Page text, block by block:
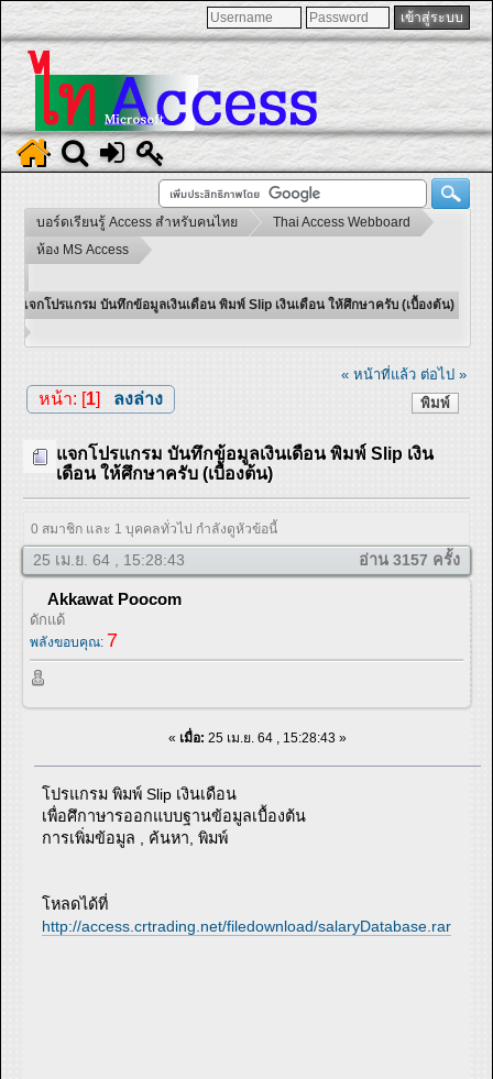
บอร์ดเรียนรู้ Access สำหรับคนไทย
Thai Access Webboard
ห้อง MS Access
แจกโปรแกรม บันทึกข้อมูลเงินเดือน พิมพ์ Slip เงินเดือน ให้ศึกษาครับ (เบื้องต้น)
« หน้าที่แล้ว ต่อไป »
พิมพ์
หน้า: [1] ลงล่าง
แจกโปรแกรม บันทึกข้อมูลเงินเดือน พิมพ์ Slip เงิน
เดือน ให้ศึกษาครับ (เบื้องต้น)
0 สมาชิก และ 1 บุคคลทั่วไป กำลังดูหัวข้อนี้
25 เม.ย. 64 , 15:28:43 อ่าน 3157 ครั้ง
Akkawat Poocom
ดักแด้
พลังขอบคุณ: 7
« เมื่อ: 25 เม.ย. 64 , 15:28:43 »
โปรแกรม พิมพ์ Slip เงินเดือน
เพื่อศึกาษารออกแบบฐานข้อมูลเบื้องต้น
การเพิ่มข้อมูล , ค้นหา, พิมพ์
โหลดได้ที่
http://access.crtrading.net/filedownload/salaryDatabase.rar